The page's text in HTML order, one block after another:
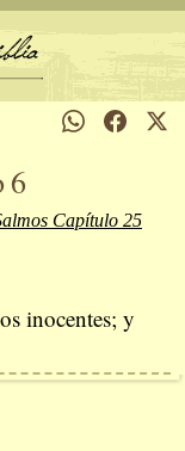
6
Capítulo 25
inocentes; y